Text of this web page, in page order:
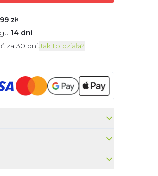
99 zł!
14 dni
za 30 dni.Jak to działa?